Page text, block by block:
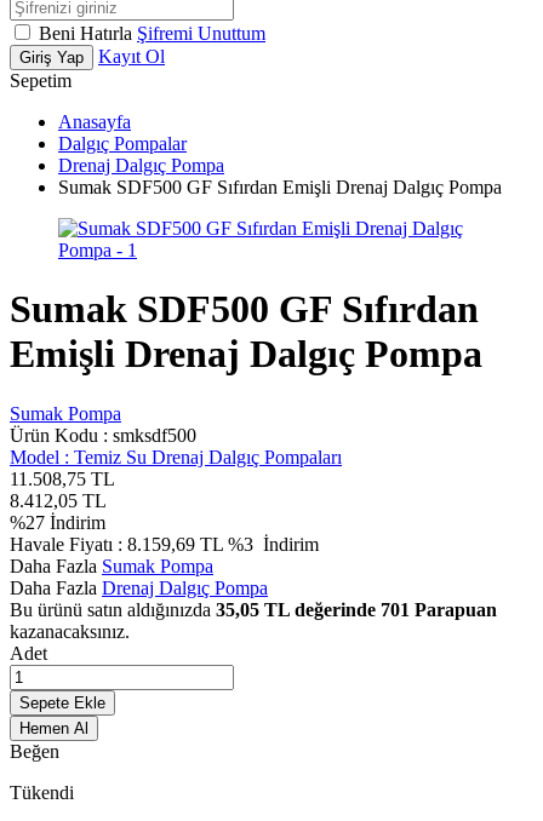
Beni Hatırla Şifremi Unuttum
Giriş Yap
Kayıt Ol
Sepetim
Anasayfa
Dalgıç Pompalar
Drenaj Dalgıç Pompa
Sumak SDF500 GF Sıfırdan Emişli Drenaj Dalgıç Pompa
Sumak SDF500 GF Sıfırdan
Emişli Drenaj Dalgıç Pompa
Sumak Pompa
Ürün Kodu : smksdf500
Model : Temiz Su Drenaj Dalgıç Pompaları
11.508,75 TL
8.412,05 TL
%27 İndirim
Havale Fiyatı : 8.159,69 TL %3 İndirim
Daha Fazla Sumak Pompa
Daha Fazla Drenaj Dalgıç Pompa
Bu ürünü satın aldığınızda 35,05 TL değerinde 701 Parapuan
kazanacaksınız.
Adet
Sepete Ekle
Hemen Al
Beğen
Tükendi